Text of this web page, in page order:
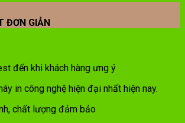
ĐƠN GIẢN
đến khi khách hàng ưng ý
in công nghệ hiện đại nhất hiện nay.
chất lượng đảm bảo